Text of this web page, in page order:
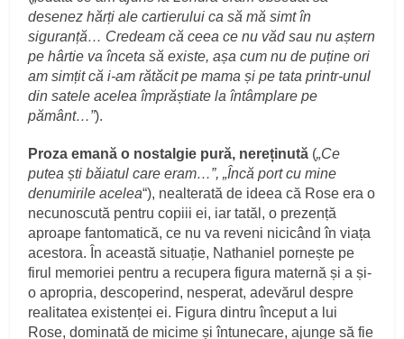
desenez hărți ale cartierului ca să mă simt în
siguranță… Credeam că ceea ce nu văd sau nu aștern
pe hârtie va înceta să existe, așa cum nu de puține ori
am simțit că i-am rătăcit pe mama și pe tata printr-unul
din satele acelea împrăștiate la întâmplare pe
pământ…”).
Proza emană o nostalgie pură, nereținută („Ce
putea ști băiatul care eram…”, „Încă port cu mine
denumirile acelea“), nealterată de ideea că Rose era o
necunoscută pentru copiii ei, iar tatăl, o prezență
aproape fantomatică, ce nu va reveni nicicând în viața
acestora. În această situație, Nathaniel pornește pe
firul memoriei pentru a recupera figura maternă și a și-
o apropria, descoperind, nesperat, adevărul despre
realitatea existenței ei. Figura dintru început a lui
Rose, dominată de micime și întunecare, ajunge să fie